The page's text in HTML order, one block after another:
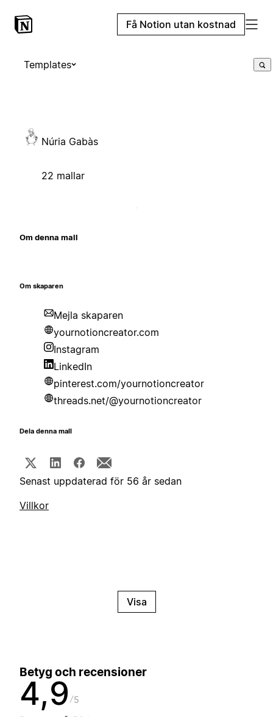
Få Notion utan kostnad
Templates
Núria Gabàs
22 mallar
Om denna mall
Om skaparen
Mejla skaparen
yournotioncreator.com
Instagram
LinkedIn
pinterest.com/yournotioncreator
threads.net/@yournotioncreator
Dela denna mall
Senast uppdaterad för 56 år sedan
Villkor
Visa
Betyg och recensioner
4,9 5